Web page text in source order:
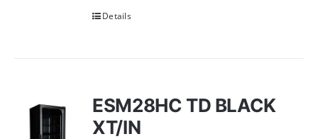
Details
ESM28HC TD BLACK
XT/IN